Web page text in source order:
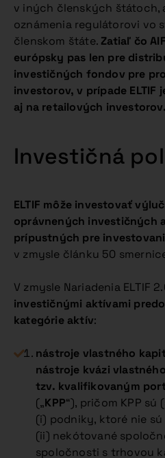
v iných členských štátoch,
oznámenia regulátorovi vo
členskom štáte. Zatiaľ čo
európsky pas len pre
investičných fondov pre
investorov, v prípade ELTIF
aj na retailových investorov.
Investičná
ELTIF môže investovať
oprávnených investičných
prípustných pre
v zmysle článku 50
V zmysle Nariadenia ELTIF
investičnými aktívami
kategórie aktív:
nástroje vlastného
nástroje kvázi
tzv. kvalifikovaným
(„KPP“), pričom KPP
(i) podniky, ktoré nie
(ii) nekótované
spoločnosti s trhovou